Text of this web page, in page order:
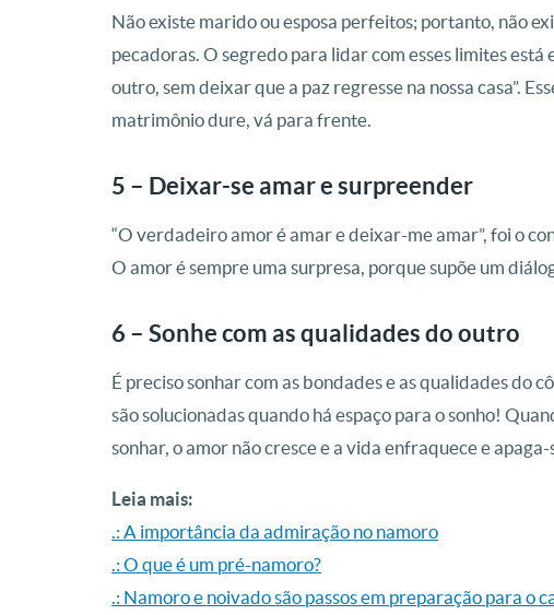
Não existe marido ou esposa perfeitos; portanto, não
pecadoras. O segredo para lidar com esses limites
outro, sem deixar que a paz regresse na nossa casa”.
matrimônio dure, vá para frente.
5 – Deixar-se amar e surpreender
“O verdadeiro amor é amar e deixar-me amar”, foi o
O amor é sempre uma surpresa, porque supõe um
6 – Sonhe com as qualidades do outro
É preciso sonhar com as bondades e as qualidades do
são solucionadas quando há espaço para o sonho!
sonhar, o amor não cresce e a vida enfraquece e
Leia mais:
.: A importância da admiração no namoro
.: O que é um pré-namoro?
.: Namoro e noivado são passos em preparação para o